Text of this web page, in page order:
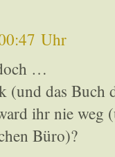
Uhr
…
(und das Buch
ihr nie
Büro)?